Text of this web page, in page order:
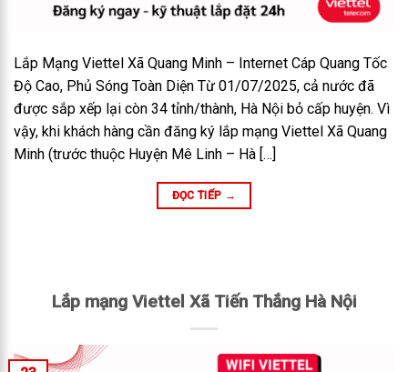
Lắp Mạng Viettel Xã Quang Minh – Internet Cáp Quang Tốc
Độ Cao, Phủ Sóng Toàn Diện Từ 01/07/2025, cả nước đã
được sắp xếp lại còn 34 tỉnh/thành, Hà Nội bỏ cấp huyện. Vì
vậy, khi khách hàng cần đăng ký lắp mạng Viettel Xã Quang
Minh (trước thuộc Huyện Mê Linh – Hà […]
ĐỌC TIẾP →
Lắp mạng Viettel Xã Tiến Thắng Hà Nội